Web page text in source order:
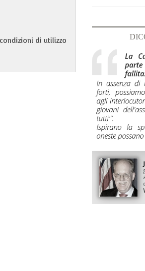
di utilizzo